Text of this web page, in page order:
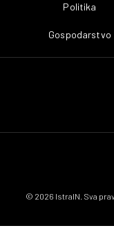
Politika
Gospodarstvo
© 2026 IstraIN. Sva